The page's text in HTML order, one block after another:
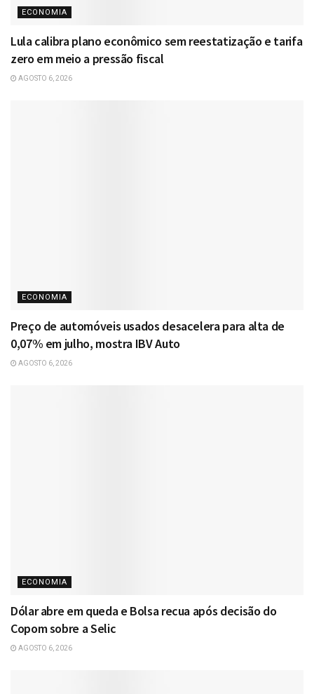
ECONOMIA
Lula calibra plano econômico sem reestatização e tarifa
zero em meio a pressão fiscal
AGOSTO 6, 2026
ECONOMIA
Preço de automóveis usados desacelera para alta de
0,07% em julho, mostra IBV Auto
AGOSTO 6, 2026
ECONOMIA
Dólar abre em queda e Bolsa recua após decisão do
Copom sobre a Selic
AGOSTO 6, 2026